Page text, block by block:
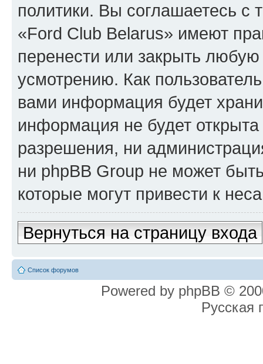
политики. Вы соглашаетесь
«Ford Club Belarus» имеют
перенести или закрыть
усмотрению. Как
вами информация будет
информация не будет
разрешения, ни
ни phpBB Group не может
которые могут привести к
Вернуться на страницу входа
Список форумов
Powered by phpBB ©
Русская